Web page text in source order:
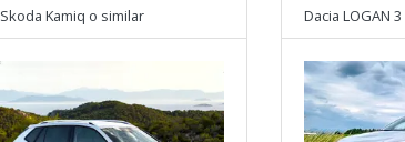
Skoda Kamiq o similar Dacia LOGAN 3